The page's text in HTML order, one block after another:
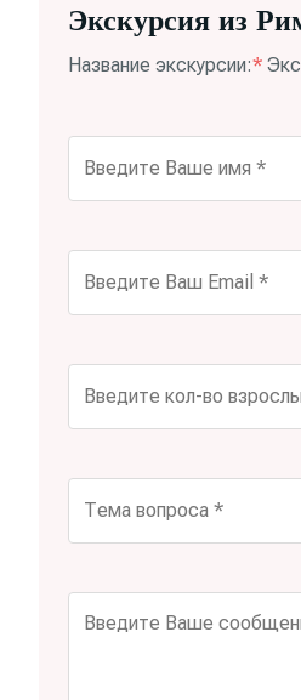
Экскурсия из
Название экскурсии:*